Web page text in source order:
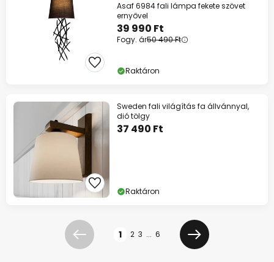
Asaf 6984 fali lámpa fekete szövet
ernyővel
39 990 Ft
Fogy. ár50 490 Ft
Raktáron
Sweden fali világítás fa állvánnyal,
dió tölgy
37 490 Ft
Raktáron
Előző 1 2 3 ... 6
Következő